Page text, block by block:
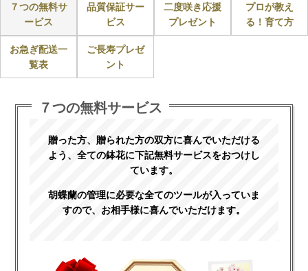
７つの無料サ
ービス
品質保証サー
ビス
二度咲き応援
プレゼント
プロが教え
る！育て方
お急ぎ配送一
覧表
ご長寿プレゼ
ント
７つの無料サービス
贈った方、贈られた方の双方に喜んでいただける
よう、全ての鉢花に下記無料サービスをおつけし
ています。
胡蝶蘭の管理に必要な全てのツールが入っていま
すので、お相手様に喜んでいただけます。